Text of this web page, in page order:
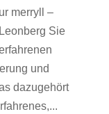
merryll –
Sie
und
dazugehört